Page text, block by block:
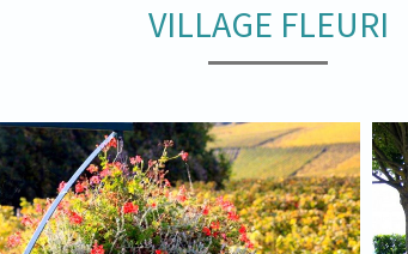
VILLAGE FLEURI